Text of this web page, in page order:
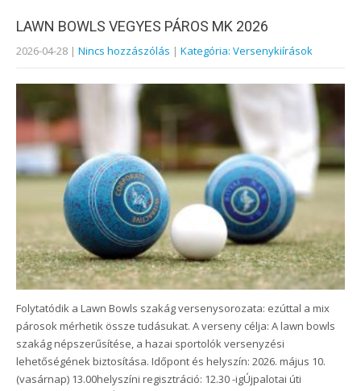
LAWN BOWLS VEGYES PÁROS MK 2026
2026-04-28 | Nincs hozzászólás | Kategória: Versenykiírások
Folytatódik a Lawn Bowls szakág versenysorozata: ezúttal a mix
párosok mérhetik össze tudásukat. A verseny célja: A lawn bowls
szakág népszerűsítése, a hazai sportolók versenyzési
lehetőségének biztosítása. Időpont és helyszín: 2026. május 10.
(vasárnap) 13.00helyszíni regisztráció: 12.30 -igÚjpalotai úti